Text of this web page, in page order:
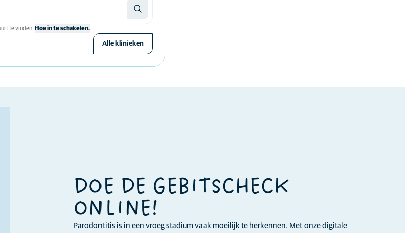
te vinden. Hoe in te schakelen.
Alle klinieken
DOE DE GEBITSCHECK
ONLINE!
Parodontitis is in een vroeg stadium vaak moeilijk te herkennen. Met onze digitale